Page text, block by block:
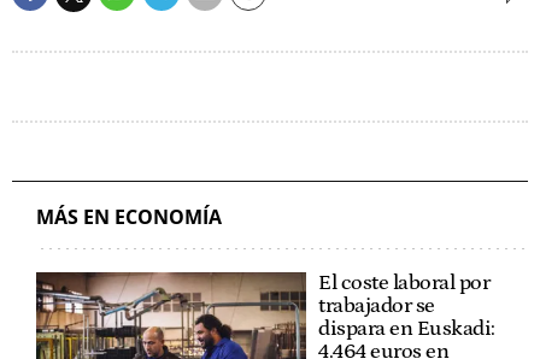
MÁS EN ECONOMÍA
El coste laboral por
trabajador se
dispara en Euskadi:
4.464 euros en